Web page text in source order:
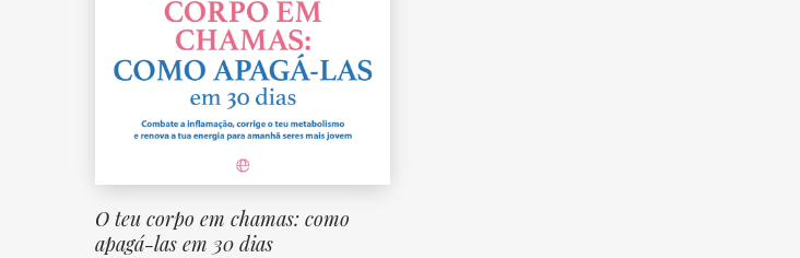
O teu corpo em chamas: como
apagá-las em 30 dias